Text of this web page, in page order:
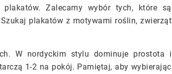
plakatów. Zalecamy wybór tych, które są
plakatów z motywami roślin, zwierząt
W nordyckim stylu dominuje prostota i
1-2 na pokój. Pamiętaj, aby wybierając